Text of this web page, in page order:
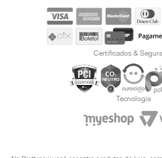
Certificados &
Tecnologia